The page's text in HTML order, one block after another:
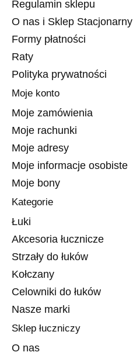
Regulamin sklepu
O nas i Sklep Stacjonarny
Formy płatności
Raty
Polityka prywatności
Moje konto
Moje zamówienia
Moje rachunki
Moje adresy
Moje informacje osobiste
Moje bony
Kategorie
Łuki
Akcesoria łucznicze
Strzały do łuków
Kołczany
Celowniki do łuków
Nasze marki
Sklep łuczniczy
O nas